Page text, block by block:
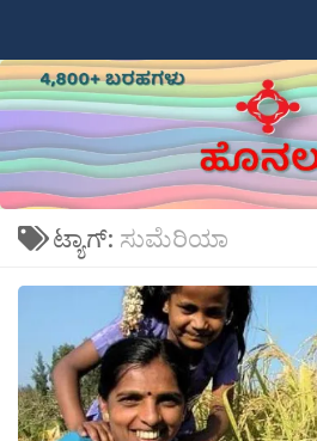
ಟ್ಯಾಗ್: ಸುಮೆರಿಯಾ